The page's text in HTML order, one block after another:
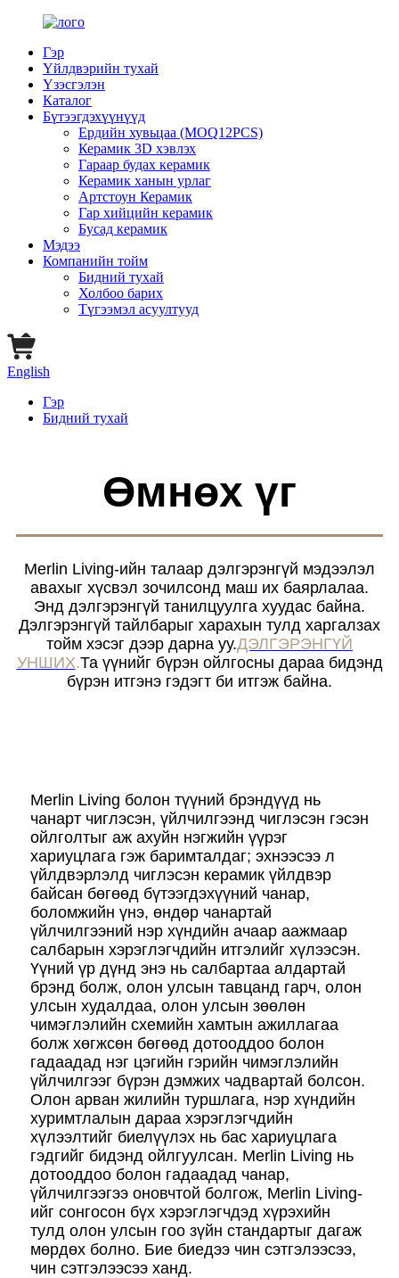
Гэр
Үйлдвэрийн тухай
Үзэсгэлэн
Каталог
Бүтээгдэхүүнүүд
Ердийн хувьцаа (MOQ12PCS)
Керамик 3D хэвлэх
Гараар будах керамик
Керамик ханын урлаг
Артстоун Керамик
Гар хийцийн керамик
Бусад керамик
Мэдээ
Компанийн тойм
Бидний тухай
Холбоо барих
Түгээмэл асуултууд
English
Гэр
Бидний тухай
Өмнөх үг
Merlin Living-ийн талаар дэлгэрэнгүй мэдээлэл
авахыг хүсвэл зочилсонд маш их баярлалаа.
Энд дэлгэрэнгүй танилцуулга хуудас байна.
Дэлгэрэнгүй тайлбарыг харахын тулд харгалзах
тойм хэсэг дээр дарна уу.ДЭЛГЭРЭНГҮЙ
УНШИХ.Та үүнийг бүрэн ойлгосны дараа бидэнд
бүрэн итгэнэ гэдэгт би итгэж байна.
Merlin Living болон түүний брэндүүд нь
чанарт чиглэсэн, үйлчилгээнд чиглэсэн гэсэн
ойлголтыг аж ахуйн нэгжийн үүрэг
хариуцлага гэж баримталдаг; эхнээсээ л
үйлдвэрлэлд чиглэсэн керамик үйлдвэр
байсан бөгөөд бүтээгдэхүүний чанар,
боломжийн үнэ, өндөр чанартай
үйлчилгээний нэр хүндийн ачаар аажмаар
салбарын хэрэглэгчдийн итгэлийг хүлээсэн.
Үүний үр дүнд энэ нь салбартаа алдартай
брэнд болж, олон улсын тавцанд гарч, олон
улсын худалдаа, олон улсын зөөлөн
чимэглэлийн схемийн хамтын ажиллагаа
болж хөгжсөн бөгөөд дотооддоо болон
гадаадад нэг цэгийн гэрийн чимэглэлийн
үйлчилгээг бүрэн дэмжих чадвартай болсон.
Олон арван жилийн туршлага, нэр хүндийн
хуримтлалын дараа хэрэглэгчдийн
хүлээлтийг биелүүлэх нь бас хариуцлага
гэдгийг бидэнд ойлгуулсан. Merlin Living нь
дотооддоо болон гадаадад чанар,
үйлчилгээгээ оновчтой болгож, Merlin Living-
ийг сонгосон бүх хэрэглэгчдэд хүрэхийн
тулд олон улсын гоо зүйн стандартыг дагаж
мөрдөх болно. Бие биедээ чин сэтгэлээсээ,
чин сэтгэлээсээ ханд.